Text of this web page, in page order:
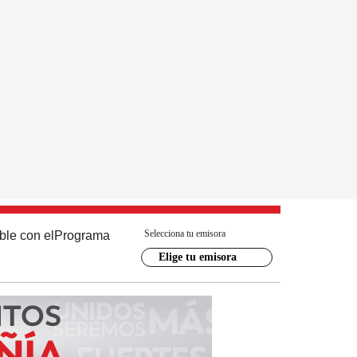
con el Programa Selecciona tu emisora
Elige tu emisora